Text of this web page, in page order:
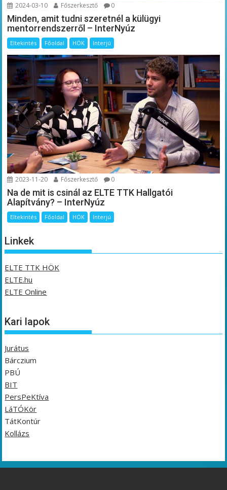
2024-03-10 Főszerkesztő 0
Minden, amit tudni szeretnél a külügyi
mentorrendszerről – InterNyúz
Eltekintés Főoldal HÖK Interjú
2023-11-20 Főszerkesztő 0
Na de mit is csinál az ELTE TTK Hallgatói
Alapítvány? – InterNyúz
Eltekintés Főoldal HÖK Interjú
Linkek
ELTE TTK HÖK
ELTE.hu
ELTE Online
Kari lapok
Jurátus
Bárczium
PBÚ
BIT
PersPeKtíva
LáTÓKör
TátKontúr
Kollázs